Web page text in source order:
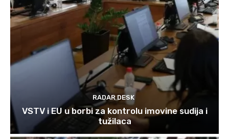
RADAR DESK
VSTV i EU u borbi za kontrolu imovine sudija i
tužilaca